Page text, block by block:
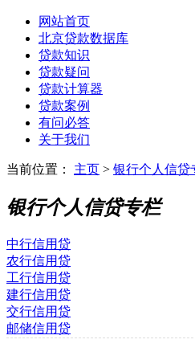
网站首页
北京贷款数据库
贷款知识
贷款疑问
贷款计算器
贷款案例
有问必答
关于我们
当前位置： 主页 > 银行个人信贷
银行个人信贷专栏
中行信用贷
农行信用贷
工行信用贷
建行信用贷
交行信用贷
邮储信用贷